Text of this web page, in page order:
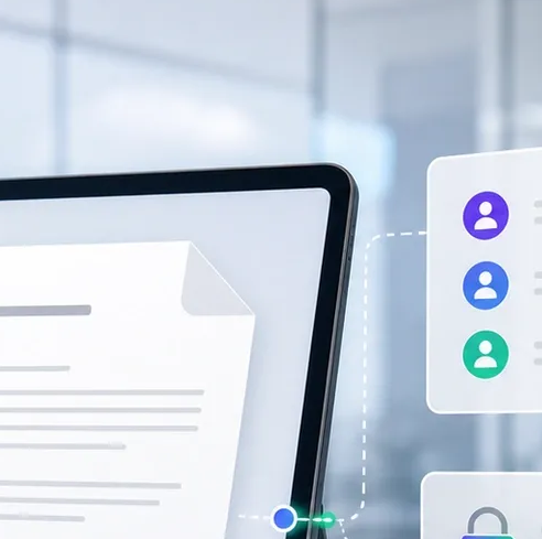
CA Hub：連接全球信任服務，滿足多市場簽署需要
整合全球信任服務供應商，按簽署地區、身份驗證及合規等級，
為每份文件配對合適的數碼證書與電子簽署方式。
汽車業務全球化，從簽署到申報全面提效
覆蓋總部、旗下品牌、經銷商及海外市場，統一管理業務協議、
eCoC 電子簽署及監管申報，讓全球汽車業務協作更高效，合規
管理更清晰可控。
SOC 2 Type II：以持續有效的安全控制保障企業數據
全球簽已完成 SOC 2 Type II 鑒證，平台的安全性、可用性及保
密性控制均經獨立審計，並證實於持續運作期間有效，為企業跨
境簽署及全球業務提供可信保障。